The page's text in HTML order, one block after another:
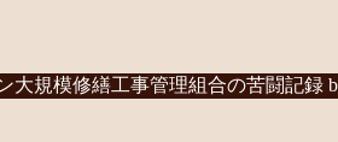
大規模修繕工事管理組合の苦闘記録